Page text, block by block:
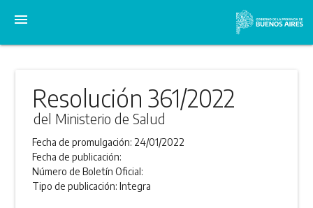
menu
Resolución 361/2022
del Ministerio de Salud
Fecha de promulgación: 24/01/2022
Fecha de publicación:
Número de Boletín Oficial:
Tipo de publicación:Integra